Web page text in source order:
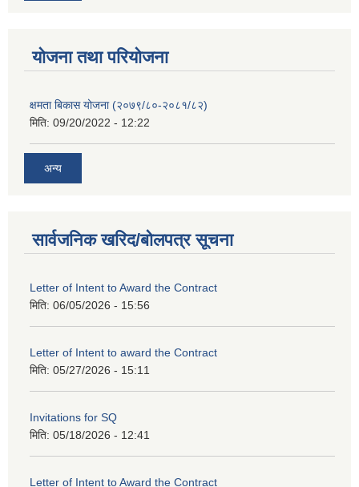
याेजना तथा परियाेजना
क्षमता बिकास योजना (२०७९/८०-२०८१/८२)
मिति: 09/20/2022 - 12:22
अन्य
सार्वजनिक खरिद/बोलपत्र सूचना
Letter of Intent to Award the Contract
मिति: 06/05/2026 - 15:56
Letter of Intent to award the Contract
मिति: 05/27/2026 - 15:11
Invitations for SQ
मिति: 05/18/2026 - 12:41
Letter of Intent to Award the Contract